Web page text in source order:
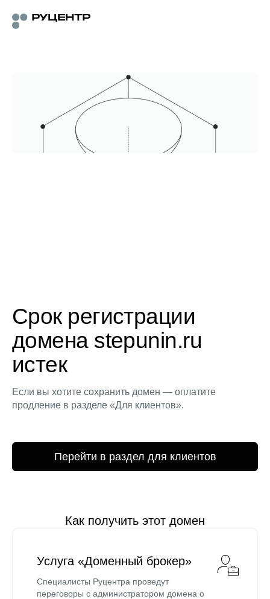
Срок регистрации
домена stepunin.ru
истек
Если вы хотите сохранить домен — оплатите
продление в разделе «Для клиентов».
Перейти в раздел для клиентов
Как получить этот домен
Услуга «Доменный брокер»
Специалисты Руцентра проведут
переговоры с администратором домена о